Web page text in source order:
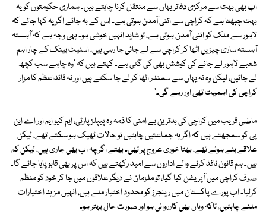
اب بھی بہت سے مرکزی دفاتر یہاں سے منتقل کرنا چاہتے ہیں۔ ہماری حکومتوں کو یہ
بہت چبھتا ہے کہ کراچی سے اتنی آمدن ہوتی ہے۔ اس کے بہ جائے اگر یہ کہا جائے کہ
لاہور سے ملک کو اتنی آمدن ہوتی ہے، تو شاید انہیں خوشی ہو۔ یہی وجہ ہے کہ آہستہ
آہستہ ساری چیزیں اٹھا کر کراچی سے لے جائی جا رہی ہیں، اسٹیٹ بینک کے چار اہم
شعبے لاہور لے جانے کی کوشش بھی کی گئی ہے۔ کہتے ہیں کہ 'وہ چاہے سب کچھ
لے جائیں، لیکن وہ نہ یہاں سے سمندر اٹھا کر لے جا سکتے ہیں اور نہ قائداعظم کا مزار
کراچی کی اہمیت تھی اور رہے گی۔'
ماضی قریب میں کراچی کی بدترین بے امنی کا ذمہ وہ پیپلزپارٹی، ایم کیو ایم اور اے این
پی کو سمجھتے ہیں کہ اگر یہ جماعتیں چاہتیں تو حالات ٹھیک ہو سکتے تھے، لیکن
علاقے بٹے ہوئے تھے، بھتا خوری عروج پر تھی۔ بھتے اگرچہ اب بھی جاری ہیں، لیکن کم
ہیں۔ ہم قانون نافذ کرنے والے اداروں سے امید رکھتے ہیں کہ اس پر بھی قابو پایا جائے گا۔
صرف کراچی میں آپریشن کیا گیا، تو ملزمان نے دیگر علاقوں میں جا کر خود کو منظم
کرلیا۔ اب پورے پاکستان میں رینجرز کو محدود اختیار ملے ہیں، انہیں مزید اختیارات
ملنے چاہئیں، تاکہ وہاں بھی کارروائی ہو اور صورت حال بہتر ہو۔